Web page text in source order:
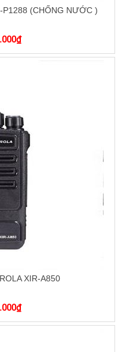
(CHỐNG NƯỚC )
₫
XIR-A850
₫